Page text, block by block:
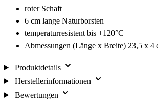
roter Schaft
6 cm lange Naturborsten
temperaturresistent bis +120°C
Abmessungen (Länge x Breite) 23,5 x 4
Produktdetails
Herstellerinformationen
Bewertungen